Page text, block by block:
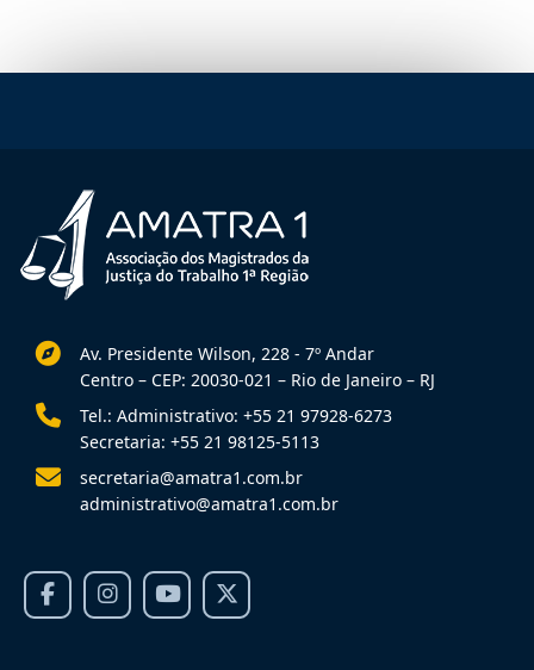
Av. Presidente Wilson, 228 - 7º Andar
Centro – CEP: 20030-021 – Rio de Janeiro – RJ
Tel.: Administrativo: +55 21 97928-6273
Secretaria: +55 21 98125-5113
secretaria@amatra1.com.br
administrativo@amatra1.com.br